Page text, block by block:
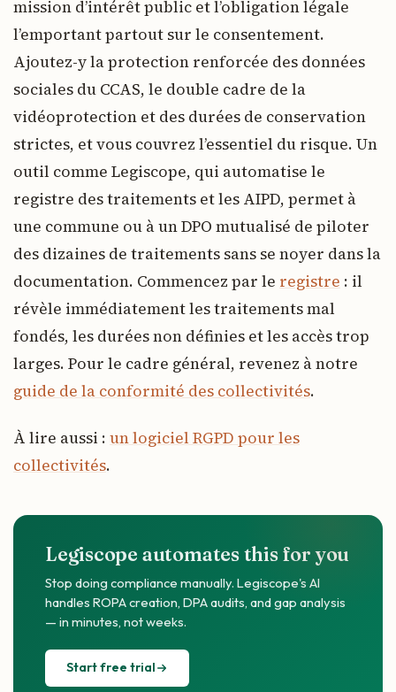
mission d’intérêt public et l’obligation légale
l’emportant partout sur le consentement.
Ajoutez-y la protection renforcée des données
sociales du CCAS, le double cadre de la
vidéoprotection et des durées de conservation
strictes, et vous couvrez l’essentiel du risque. Un
outil comme Legiscope, qui automatise le
registre des traitements et les AIPD, permet à
une commune ou à un DPO mutualisé de piloter
des dizaines de traitements sans se noyer dans la
documentation. Commencez par le registre : il
révèle immédiatement les traitements mal
fondés, les durées non définies et les accès trop
larges. Pour le cadre général, revenez à notre
guide de la conformité des collectivités.
À lire aussi : un logiciel RGPD pour les
collectivités.
Legiscope automates this for you
Stop doing compliance manually. Legiscope's AI
handles ROPA creation, DPA audits, and gap analysis
— in minutes, not weeks.
Start free trial